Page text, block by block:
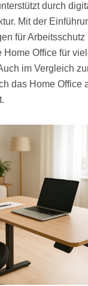
durch
Mit der
für Arbeitsschutz
Home Office für
im Vergleich
das Home Office